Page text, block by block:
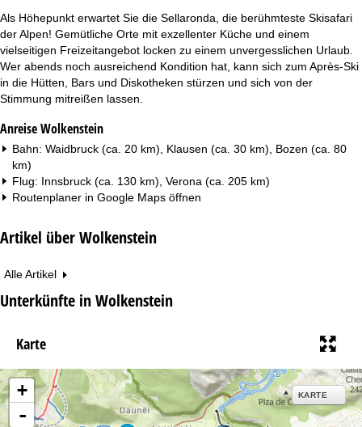
Als Höhepunkt erwartet Sie die Sellaronda, die berühmteste Skisafari
der Alpen! Gemütliche Orte mit exzellenter Küche und einem
vielseitigen Freizeitangebot locken zu einem unvergesslichen Urlaub.
Wer abends noch ausreichend Kondition hat, kann sich zum Après-Ski
in die Hütten, Bars und Diskotheken stürzen und sich von der
Stimmung mitreißen lassen.
Anreise Wolkenstein
Bahn: Waidbruck (ca. 20 km), Klausen (ca. 30 km), Bozen (ca. 80
km)
Flug: Innsbruck (ca. 130 km), Verona (ca. 205 km)
Routenplaner in Google Maps öffnen
Artikel über Wolkenstein
Alle Artikel
Unterkünfte in Wolkenstein
Karte
+
-
KARTE